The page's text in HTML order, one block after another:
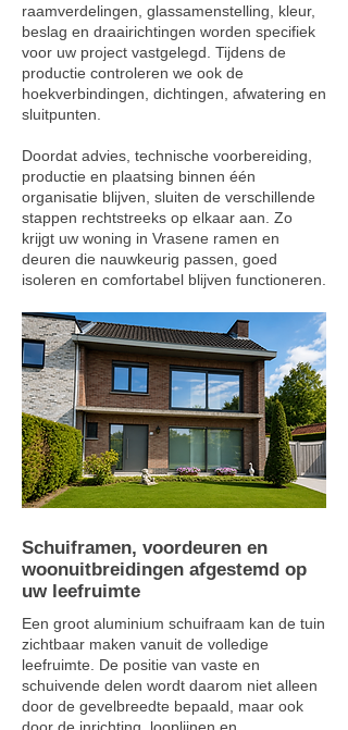
raamverdelingen, glassamenstelling, kleur,
beslag en draairichtingen worden specifiek
voor uw project vastgelegd. Tijdens de
productie controleren we ook de
hoekverbindingen, dichtingen, afwatering en
sluitpunten.
Doordat advies, technische voorbereiding,
productie en plaatsing binnen één
organisatie blijven, sluiten de verschillende
stappen rechtstreeks op elkaar aan. Zo
krijgt uw woning in Vrasene ramen en
deuren die nauwkeurig passen, goed
isoleren en comfortabel blijven functioneren.
Schuiframen, voordeuren en
woonuitbreidingen afgestemd op
uw leefruimte
Een groot aluminium schuifraam kan de tuin
zichtbaar maken vanuit de volledige
leefruimte. De positie van vaste en
schuivende delen wordt daarom niet alleen
door de gevelbreedte bepaald, maar ook
door de inrichting, looplijnen en